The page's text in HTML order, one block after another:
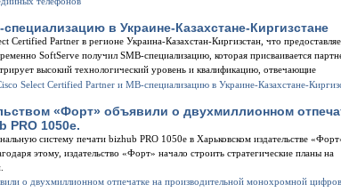
в Украине-Казахстане-Киргизстане
Partner в регионе Украина-Казахстан-Киргизстан, что
SoftServe получил SMB-специализацию, которая присваивается
высокий технологический уровень и квалификацию, отвечающие
«Форт» объявили о двухмиллионном
1050e.
систему печати bizhub PRO 1050e в Харьковском издательстве
этому, издательство «Форт» начало строить стратегические планы на